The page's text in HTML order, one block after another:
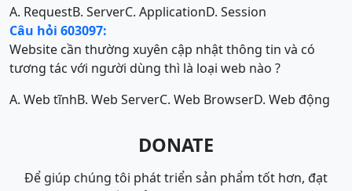
A. RequestB. ServerC. ApplicationD. Session
Câu hỏi 603097:
Website cần thường xuyên cập nhật thông tin và có
tương tác với người dùng thì là loại web nào ?
A. Web tĩnhB. Web ServerC. Web BrowserD. Web động
DONATE
Để giúp chúng tôi phát triển sản phẩm tốt hơn, đạt